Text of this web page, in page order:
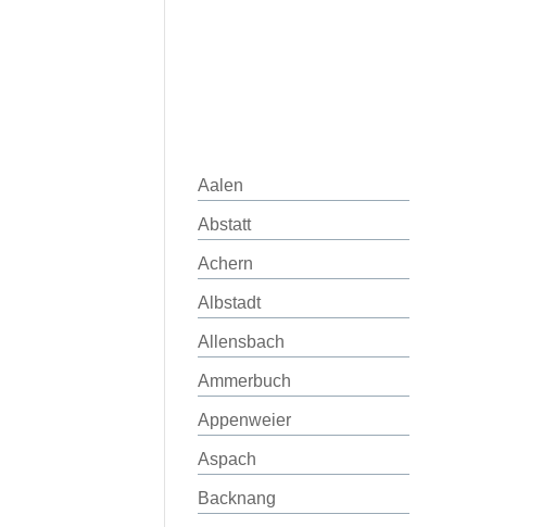
Aalen
Abstatt
Achern
Albstadt
Allensbach
Ammerbuch
Appenweier
Aspach
Backnang